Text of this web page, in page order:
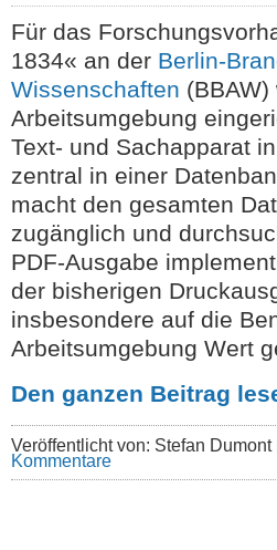
Für das
1834« an der Berlin-
Wissenschaften
Arbeitsumgebung
Text- und Sachapparat
zentral in einer
macht den gesamten
zugänglich und
PDF-Ausgabe
der bisherigen
insbesondere auf die
Arbeitsumgebung Wert
Den ganzen Beitrag
Veröffentlicht von: Stefan Dumont
Kommentare